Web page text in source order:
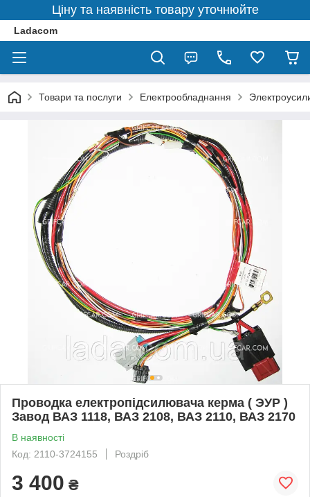
Ціну та наявність товару уточнюйте
Ladacom
Товари та послуги Електрообладнання
Проводка електропідсилювача керма ( ЭУР )
Завод ВАЗ 1118, ВАЗ 2108, ВАЗ 2110, ВАЗ 2170
В наявності
Код: 2110-3724155
Роздріб
3 400 ₴